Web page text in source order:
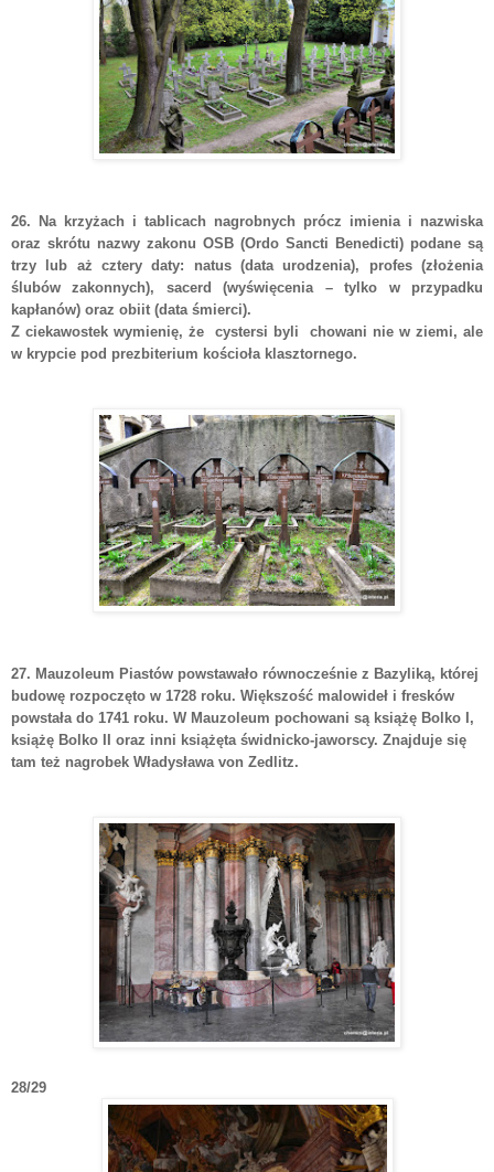
26. Na krzyżach i tablicach nagrobnych prócz imienia i nazwiska
oraz skrótu nazwy zakonu OSB (Ordo Sancti Benedicti) podane są
trzy lub aż cztery daty: natus (data urodzenia), profes (złożenia
ślubów zakonnych), sacerd (wyświęcenia – tylko w przypadku
kapłanów) oraz obiit (data śmierci).
Z ciekawostek wymienię, że cystersi byli chowani nie w ziemi, ale
w krypcie pod prezbiterium kościoła klasztornego.
27. Mauzoleum Piastów powstawało równocześnie z Bazyliką, której
budowę rozpoczęto w 1728 roku. Większość malowideł i fresków
powstała do 1741 roku. W Mauzoleum pochowani są książę Bolko I,
książę Bolko II oraz inni książęta świdnicko-jaworscy. Znajduje się
tam też nagrobek Władysława von Zedlitz.
28/29